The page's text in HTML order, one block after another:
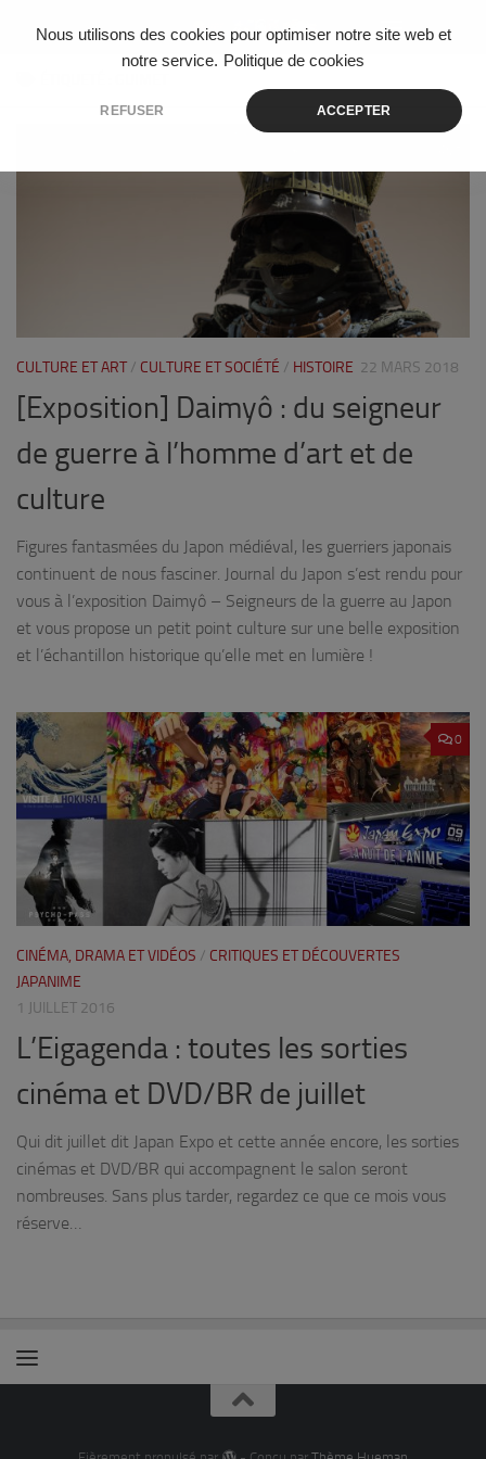
Nous utilisons des cookies pour optimiser notre site web et
notre service. Politique de cookies
REFUSER ACCEPTER
Skip to content
CULTURE ET ART / CULTURE ET SOCIÉTÉ / HISTOIRE 22 MARS 2018
[Exposition] Daimyô : du seigneur
de guerre à l’homme d’art et de
culture
Figures fantasmées du Japon médiéval, les guerriers japonais
continuent de nous fasciner. Journal du Japon s’est rendu pour
vous à l’exposition Daimyô – Seigneurs de la guerre au Japon
et vous propose un petit point culture sur une belle exposition
et l’échantillon historique qu’elle met en lumière !
0
CINÉMA, DRAMA ET VIDÉOS / CRITIQUES ET DÉCOUVERTES
JAPANIME
1 JUILLET 2016
L’Eigagenda : toutes les sorties
cinéma et DVD/BR de juillet
Qui dit juillet dit Japan Expo et cette année encore, les sorties
cinémas et DVD/BR qui accompagnent le salon seront
nombreuses. Sans plus tarder, regardez ce que ce mois vous
réserve…